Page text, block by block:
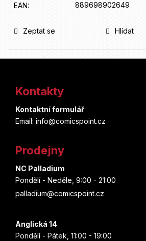
EAN: 889698902649
Zeptat se Hlídat
Kontakty
Kontaktní formulář
Email: info@comicspoint.cz
Prodejny
NC Palladium
Pondělí - Neděle, 9:00 - 21:00
palladium@comicspoint.cz
Anglická 14
Pondělí - Pátek, 11:00 - 19:00